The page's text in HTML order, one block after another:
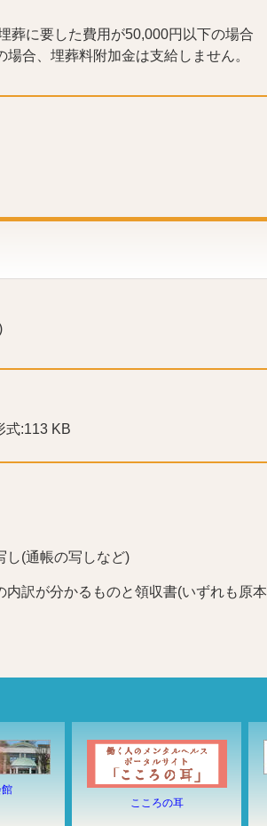
葬に要した費用が50,000円以下の場合
合、埋葬料附加金は支給しません。
式:113 KB
し(通帳の写しなど)
訳が分かるものと領収書(いずれも原
こころの耳